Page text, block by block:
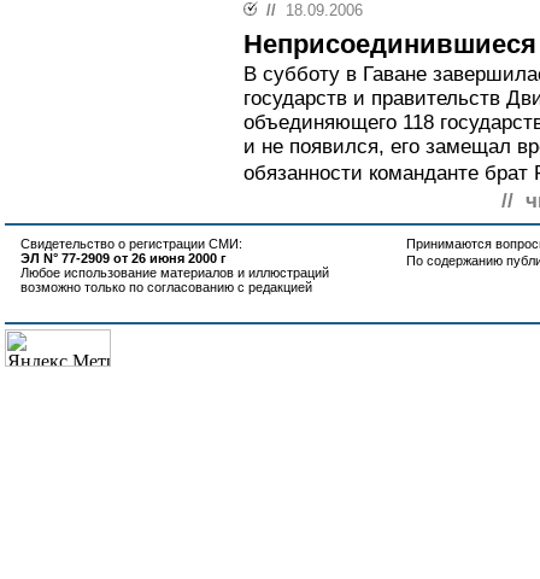
// 18.09.2006
В субботу в Гаване
государств и правительств
объединяющего 118
и не появился, его замещал
обязанности команданте брат
//
Свидетельство о регистрации СМИ:
ЭЛ N° 77-2909 от 26 июня 2000 г
Любое использование материалов и иллюстраций
возможно только по согласованию с редакцией
Принимаются
По содержанию